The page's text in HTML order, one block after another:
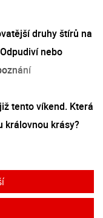
druhy štírů na
nebo
tento víkend. Která
královnou krásy?